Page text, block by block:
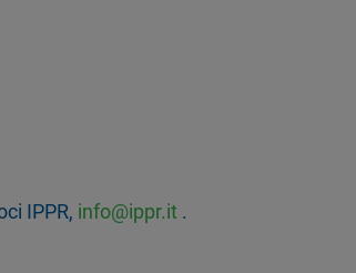
IPPR, info@ippr.it .